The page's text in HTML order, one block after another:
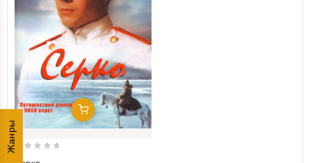
Жанры
Добавить В Корзину